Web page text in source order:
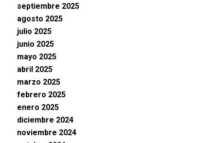
septiembre 2025
agosto 2025
julio 2025
junio 2025
mayo 2025
abril 2025
marzo 2025
febrero 2025
enero 2025
diciembre 2024
noviembre 2024